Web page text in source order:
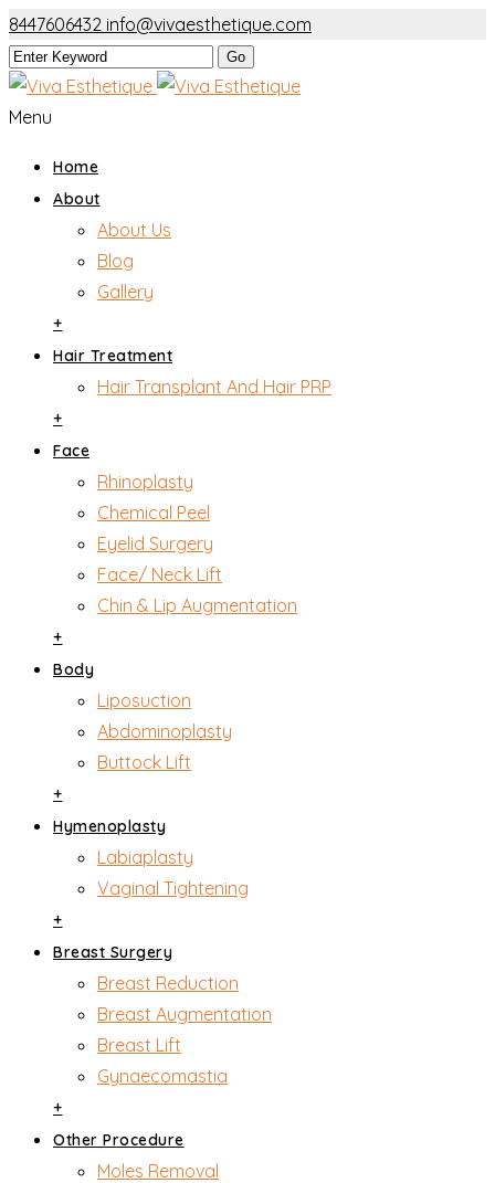
8447606432 info@vivaesthetique.com
Menu
Home
About
About Us
Blog
Gallery
+
Hair Treatment
Hair Transplant And Hair PRP
+
Face
Rhinoplasty
Chemical Peel
Eyelid Surgery
Face/ Neck Lift
Chin & Lip Augmentation
+
Body
Liposuction
Abdominoplasty
Buttock Lift
+
Hymenoplasty
Labiaplasty
Vaginal Tightening
+
Breast Surgery
Breast Reduction
Breast Augmentation
Breast Lift
Gynaecomastia
+
Other Procedure
Moles Removal